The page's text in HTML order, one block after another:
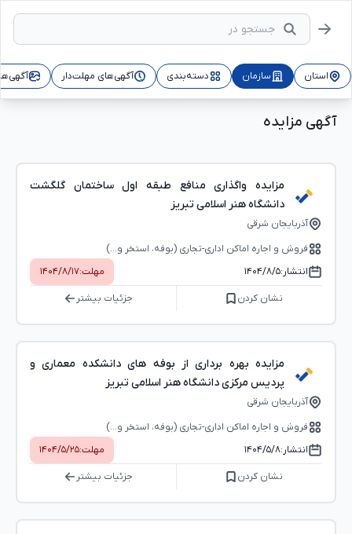
استان سازمان دسته‌بندی آگهی‌های مهلت‌دار
آگهی مزایده
مزایده واگذاری منافع طبقه اول ساختمان گلگشت
دانشگاه هنر اسلامی تبریز
آذربایجان شرقی
فروش و اجاره اماکن اداری-تجاری (بوفه، استخر و...)
انتشار:۱۴۰۴/۸/۵ مهلت:۱۴۰۴/۸/۱۷
نشان کردن جزئیات بیشتر
مزایده بهره برداری از بوفه های دانشکده معماری و
پردیس مرکزی دانشگاه هنر اسلامی تبریز
آذربایجان شرقی
فروش و اجاره اماکن اداری-تجاری (بوفه، استخر و...)
انتشار:۱۴۰۴/۵/۸ مهلت:۱۴۰۴/۵/۲۵
نشان کردن جزئیات بیشتر